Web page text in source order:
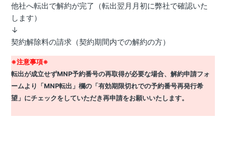
他社へ転出で解約が完了（転出翌月月初に弊社で確認いた
します）
↓
契約解除料の請求（契約期間内での解約の方）
※注意事項※
転出が成立せずMNP予約番号の再取得が必要な場合、解約申請フォ
ームより「MNP転出」欄の「有効期限切れでの予約番号再発行希
望」にチェックをしていただき再申請をお願いいたします。